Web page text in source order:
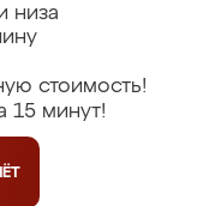
низа
стоимость!
15 минут!